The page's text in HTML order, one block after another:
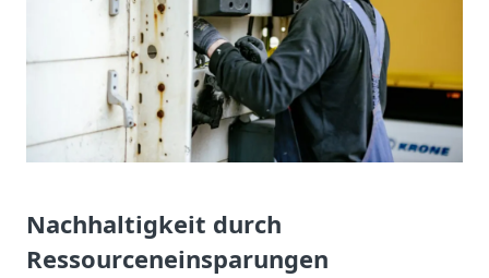
Nachhaltigkeit durch
Ressourceneinsparungen